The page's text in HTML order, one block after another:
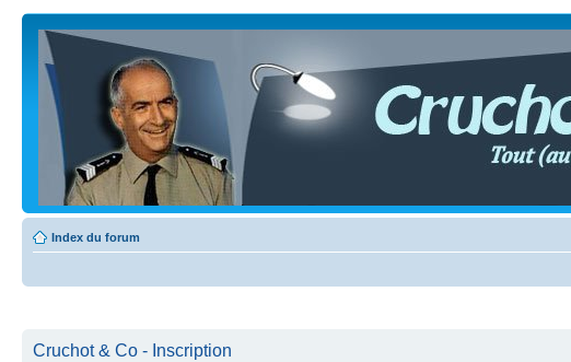
Index du forum
Cruchot & Co - Inscription